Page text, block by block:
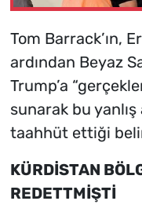
Tom Barrack’ın,
ardından Beyaz
Trump’a
sunarak bu
taahhüt ettiği
KÜRDİSTAN
REDETTMİŞTİ